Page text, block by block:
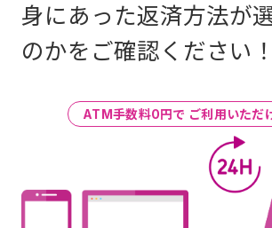
身にあった返済方法が
のかをご確認ください！
ATM手数料0円で ご利用いただ